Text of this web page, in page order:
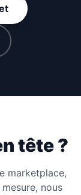
tête ?
marketplace,
nous